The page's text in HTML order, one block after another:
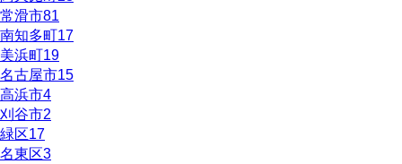
常滑市81
南知多町17
美浜町19
名古屋市15
高浜市4
刈谷市2
緑区17
名東区3